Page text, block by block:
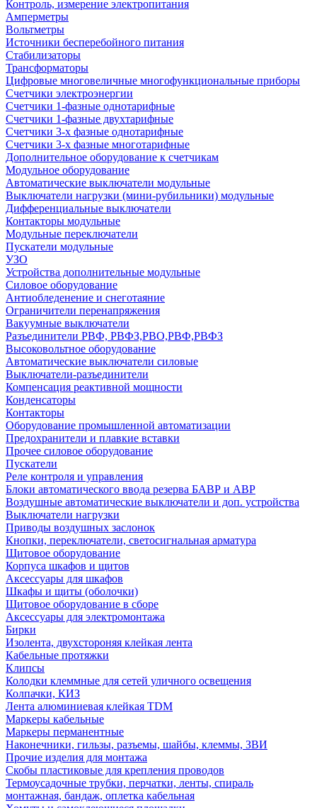
Контроль, измерение электропитания
Амперметры
Вольтметры
Источники бесперебойного питания
Стабилизаторы
Трансформаторы
Цифровые многовеличные многофункциональные приборы
Счетчики электроэнергии
Счетчики 1-фазные однотарифные
Счетчики 1-фазные двухтарифные
Счетчики 3-х фазные однотарифные
Счетчики 3-х фазные многотарифные
Дополнительное оборудование к счетчикам
Модульное оборудование
Автоматические выключатели модульные
Выключатели нагрузки (мини-рубильники) модульные
Дифференциальные выключатели
Контакторы модульные
Модульные переключатели
Пускатели модульные
УЗО
Устройства дополнительные модульные
Силовое оборудование
Антиобледенение и снеготаяние
Ограничители перенапряжения
Вакуумные выключатели
Разъединители РВФ, РВФЗ,РВО,РВФ,РВФЗ
Высоковольтное оборудование
Автоматические выключатели cиловые
Выключатели-разъединители
Компенсация реактивной мощности
Конденсаторы
Контакторы
Оборудование промышленной автоматизации
Предохранители и плавкие вставки
Прочее силовое оборудование
Пускатели
Реле контроля и управления
Блоки автоматического ввода резерва БАВР и АВР
Воздушные автоматические выключатели и доп. устройства
Выключатели нагрузки
Приводы воздушных заслонок
Кнопки, переключатели, светосигнальная арматура
Щитовое оборудование
Корпуса шкафов и щитов
Аксессуары для шкафов
Шкафы и щиты (оболочки)
Щитовое оборудование в сборе
Аксессуары для электромонтажа
Бирки
Изолента, двухстороняя клейкая лента
Кабельные протяжки
Клипсы
Колодки клеммные для сетей уличного освещения
Колпачки, КИЗ
Лента алюминиевая клейкая TDM
Маркеры кабельные
Маркеры перманентные
Наконечники, гильзы, разъемы, шайбы, клеммы, ЗВИ
Прочие изделия для монтажа
Скобы пластиковые для крепления проводов
Термоусадочные трубки, перчатки, ленты, спираль
монтажная, бандаж, оплетка кабельная